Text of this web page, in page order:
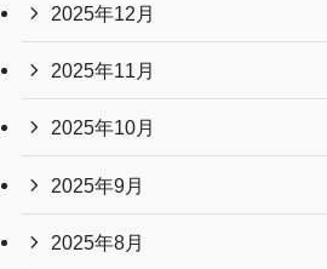
2025年12月
2025年11月
2025年10月
2025年9月
2025年8月